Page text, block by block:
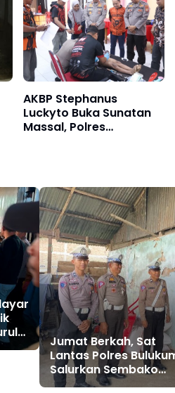
AKBP Stephanus
Luckyto Buka Sunatan
Massal, Polres
Jumat Berkah, Sat
Lantas Polres
Salurkan Sembako
kepada Warga